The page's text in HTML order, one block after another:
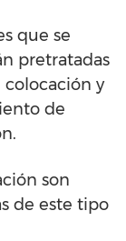
que se
pretratadas
colocación y
de
son
de este tipo